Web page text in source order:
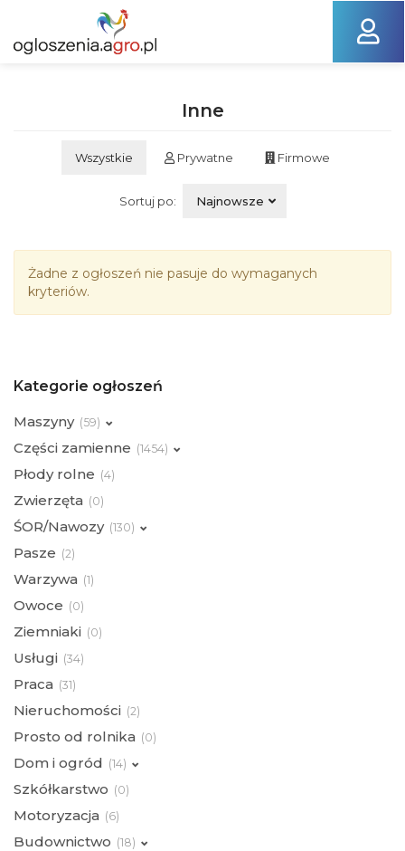
Inne
Wszystkie Prywatne Firmowe
Sortuj po: Najnowsze
Żadne z ogłoszeń nie pasuje do wymaganych
kryteriów.
Kategorie ogłoszeń
Maszyny (59)
Części zamienne (1454)
Płody rolne (4)
Zwierzęta (0)
ŚOR/Nawozy (130)
Pasze (2)
Warzywa (1)
Owoce (0)
Ziemniaki (0)
Usługi (34)
Praca (31)
Nieruchomości (2)
Prosto od rolnika (0)
Dom i ogród (14)
Szkółkarstwo (0)
Motoryzacja (6)
Budownictwo (18)